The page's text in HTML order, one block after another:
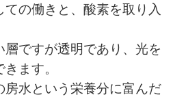
の働きと、酸素を取り入
ですが透明であり、光を
ます。
房水という栄養分に富んだ